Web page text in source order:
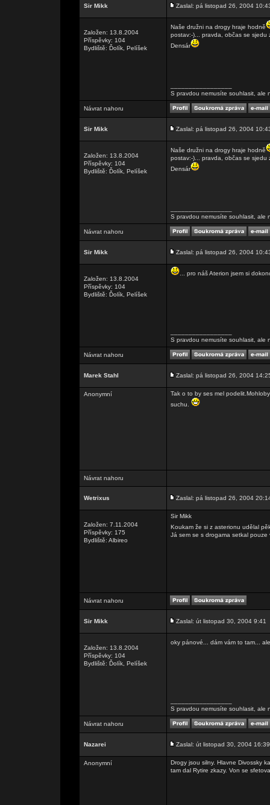
Sir Mikk Zaslal: pá listopad 26, 2004
Založen: 13.8.2004
Příspěvky: 104
Bydliště: Ďolík, Pelíšek
Naše družni na drogy hraje hodně
postav:-)... pravda, občas se
Densár
S pravdou nemusíte souhlasit, ale
Návrat nahoru
Sir Mikk Zaslal: pá listopad 26, 2004
Založen: 13.8.2004
Příspěvky: 104
Bydliště: Ďolík, Pelíšek
Naše družni na drogy hraje hodně
postav:-)... pravda, občas se
Densár
S pravdou nemusíte souhlasit, ale
Návrat nahoru
Sir Mikk Zaslal: pá listopad 26, 2004
Založen: 13.8.2004
Příspěvky: 104
Bydliště: Ďolík, Pelíšek
... pro náš Aterion jsem si
S pravdou nemusíte souhlasit, ale
Návrat nahoru
Marek Stahl Zaslal: pá listopad 26, 2004
Anonymní
Tak o to by ses mel
suchu.
Návrat nahoru
Wetrixus Zaslal: pá listopad 26, 2004
Založen: 7.11.2004
Příspěvky: 175
Bydliště: Albireo
Sir Mikk
Koukam že si z asterionu udělal
Já sem se s drogama setkal
Návrat nahoru
Sir Mikk Zaslal: út listopad 30, 2004 9:41
Založen: 13.8.2004
Příspěvky: 104
Bydliště: Ďolík, Pelíšek
oky pánové... dám vám to tam...
S pravdou nemusíte souhlasit, ale
Návrat nahoru
Nazarei Zaslal: út listopad 30, 2004 16:39
Anonymní
Drogy jsou silny. Hlavne Divossky
tam dal Rytire zkazy. Von se